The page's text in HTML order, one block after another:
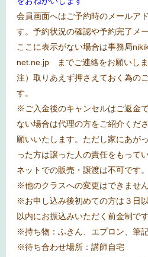
会員画面へはご予約時のメールア
す。予約状況の確認や予約完了メ
ここに表示がない場合は事務局
net.ne.jp までご連絡をお願いし
注）取りあえず押さえておく為の
す。
※ご入金後のキャンセルはご返金
ない場合は代理の方をご紹介くだ
願いいたします。ただし家にあが
った方は譲った人の責任をもって
ネットでの販売・譲渡は不可です。
※他のクラスへの変更はできません
※お申し込み後初めての方は３日
以内にお振込みいただく前金制です
※持ち物：ふきん、エプロン、筆
※待ち合わせ場所：講師自宅